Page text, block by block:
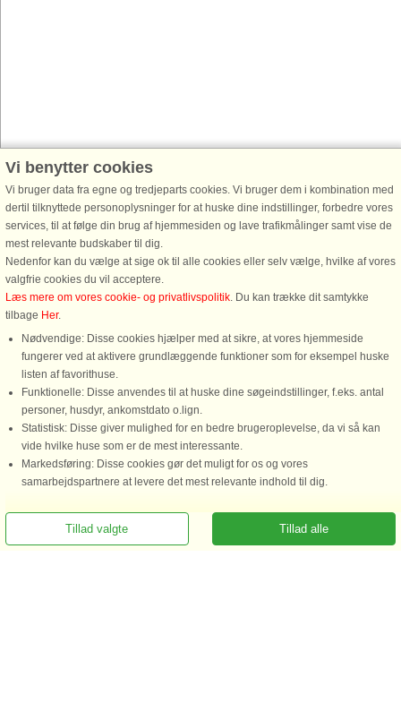
Ring for at bestille
Vi benytter cookies
Vi bruger data fra egne og tredjeparts cookies. Vi bruger dem i kombination med
dertil tilknyttede personoplysninger for at huske dine indstillinger, forbedre vores
services, til at følge din brug af hjemmesiden og lave trafikmålinger samt vise de
mest relevante budskaber til dig.
Nedenfor kan du vælge at sige ok til alle cookies eller selv vælge, hvilke af vores
valgfrie cookies du vil acceptere.
Læs mere om vores cookie- og privatlivspolitik. Du kan trække dit samtykke
tilbage Her.
Nødvendige: Disse cookies hjælper med at sikre, at vores hjemmeside
fungerer ved at aktivere grundlæggende funktioner som for eksempel huske
listen af favorithuse.
Funktionelle: Disse anvendes til at huske dine søgeindstillinger, f.eks. antal
personer, husdyr, ankomstdato o.lign.
Statistisk: Disse giver mulighed for en bedre brugeroplevelse, da vi så kan
vide hvilke huse som er de mest interessante.
Markedsføring: Disse cookies gør det muligt for os og vores
samarbejdspartnere at levere det mest relevante indhold til dig.
Tillad alle
Tillad valgte